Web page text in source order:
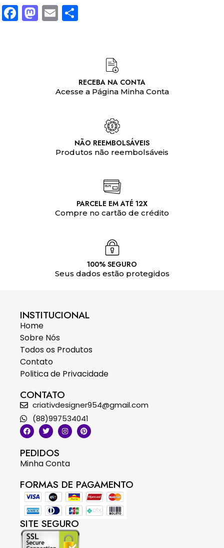
Facebook
Mastodon
Email
RECEBA NA CONTA
Acesse a Página Minha Conta
NÃO REEMBOLSÁVEIS
Produtos não reembolsáveis
PARCELE EM ATÉ 12X
Compre no cartão de crédito
100% SEGURO
Seus dados estão protegidos
INSTITUCIONAL
Home
Sobre Nós
Todos os Produtos
Contato
Politica de Privacidade
CONTATO
criativdesigner954@gmail.com
(88)997534041
PEDIDOS
Minha Conta
FORMAS DE PAGAMENTO
SITE SEGURO